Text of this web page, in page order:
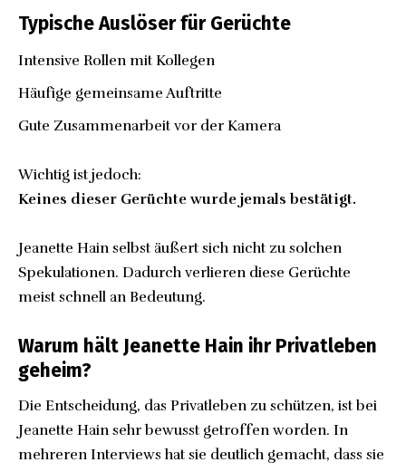
Typische Auslöser für Gerüchte
Intensive Rollen mit Kollegen
Häufige gemeinsame Auftritte
Gute Zusammenarbeit vor der Kamera
Wichtig ist jedoch:
Keines dieser Gerüchte wurde jemals bestätigt.
Jeanette Hain selbst äußert sich nicht zu solchen
Spekulationen. Dadurch verlieren diese Gerüchte
meist schnell an Bedeutung.
Warum hält Jeanette Hain ihr Privatleben
geheim?
Die Entscheidung, das Privatleben zu schützen, ist bei
Jeanette Hain sehr bewusst getroffen worden. In
mehreren Interviews hat sie deutlich gemacht, dass sie